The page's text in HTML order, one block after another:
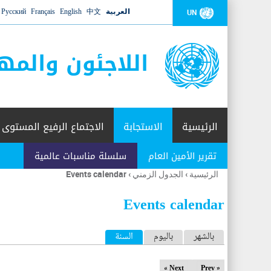
UN العربية 中文
English
Français
Русский
اللاجئون
الرئيسية الاستجابة
تقرير الأمين العام سلسلة مناسبات عالمية
الاجتماع الرفيع المستوى
أنت
هنا
الرئيسية › الجدول الزمني ›
Events calendar
Events calendar
ا
ل
بالشهر باليوم السنة (علامة التبويب النشطة)